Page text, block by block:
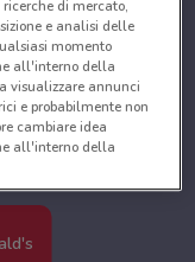
di mercato,
e analisi delle
momento
all'interno della
visualizzare annunci
e probabilmente non
cambiare idea
all'interno della
fornire:
attiva delle
Archiviare